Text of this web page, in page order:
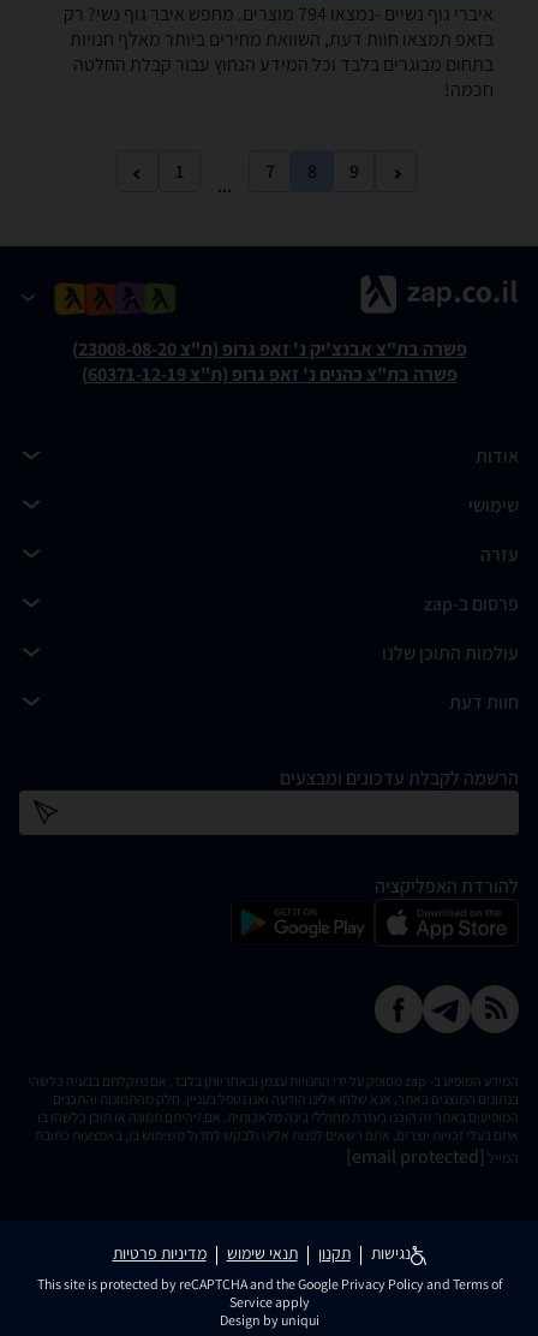
איברי גוף נשיים -נמצאו 794 מוצרים. מחפש איבר גוף נשי? רק
בזאפ תמצאו חוות דעת, השוואת מחירים ביותר מאלף חנויות
בתחום מבוגרים בלבד וכל המידע הנחוץ עבור קבלת החלטה
חכמה!
1
...
7 8 9
פשרה בת"צ אבנצ'יק נ' זאפ גרופ (ת"צ 23008-08-20)
פשרה בת"צ כהנים נ' זאפ גרופ (ת"צ 60371-12-19)
אודות
שימושי
עזרה
פרסום ב-zap
עולמות התוכן שלנו
חוות דעת
הרשמה לקבלת עדכונים ומבצעים
להורדת האפליקציה
המידע המופיע ב- zap מסופק על ידי החנויות עצמן ובאחריותן בלבד. אם נתקלתם בבעיה כלשהי
בנתונים המוצגים באתר, אנא שלחו אלינו הודעה ואנו נטפל בעניין. חלק מהתמונות והתכנים
המופיעים באתר זה הוכנו בעזרת מחוללי בינה מלאכותית. אם זיהיתם תמונה או תוכן כלשהו בו
אתם בעלי זכויות יוצרים, אתם רשאים לפנות אלינו ולבקש לחדול משימוש בו, באמצעות כתובת
המייל [email protected]
נגישות תקנון תנאי שימוש מדיניות פרטיות
This site is protected by reCAPTCHA and the Google Privacy Policyand Terms of
Serviceapply
Design by uniqui